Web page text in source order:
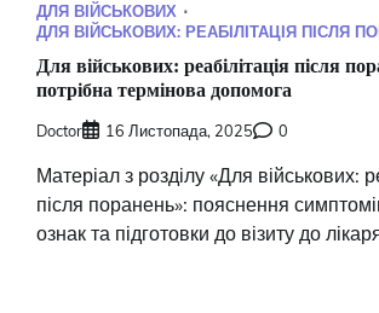
ДЛЯ ВІЙСЬКОВИХ
ДЛЯ ВІЙСЬКОВИХ: РЕАБІЛІТАЦІЯ ПІСЛЯ
Для військових: реабілітація після
потрібна термінова допомога
Doctor 16 Листопада, 2025 0
Матеріал з розділу «Для військових:
після поранень»: пояснення
ознак та підготовки до візиту до